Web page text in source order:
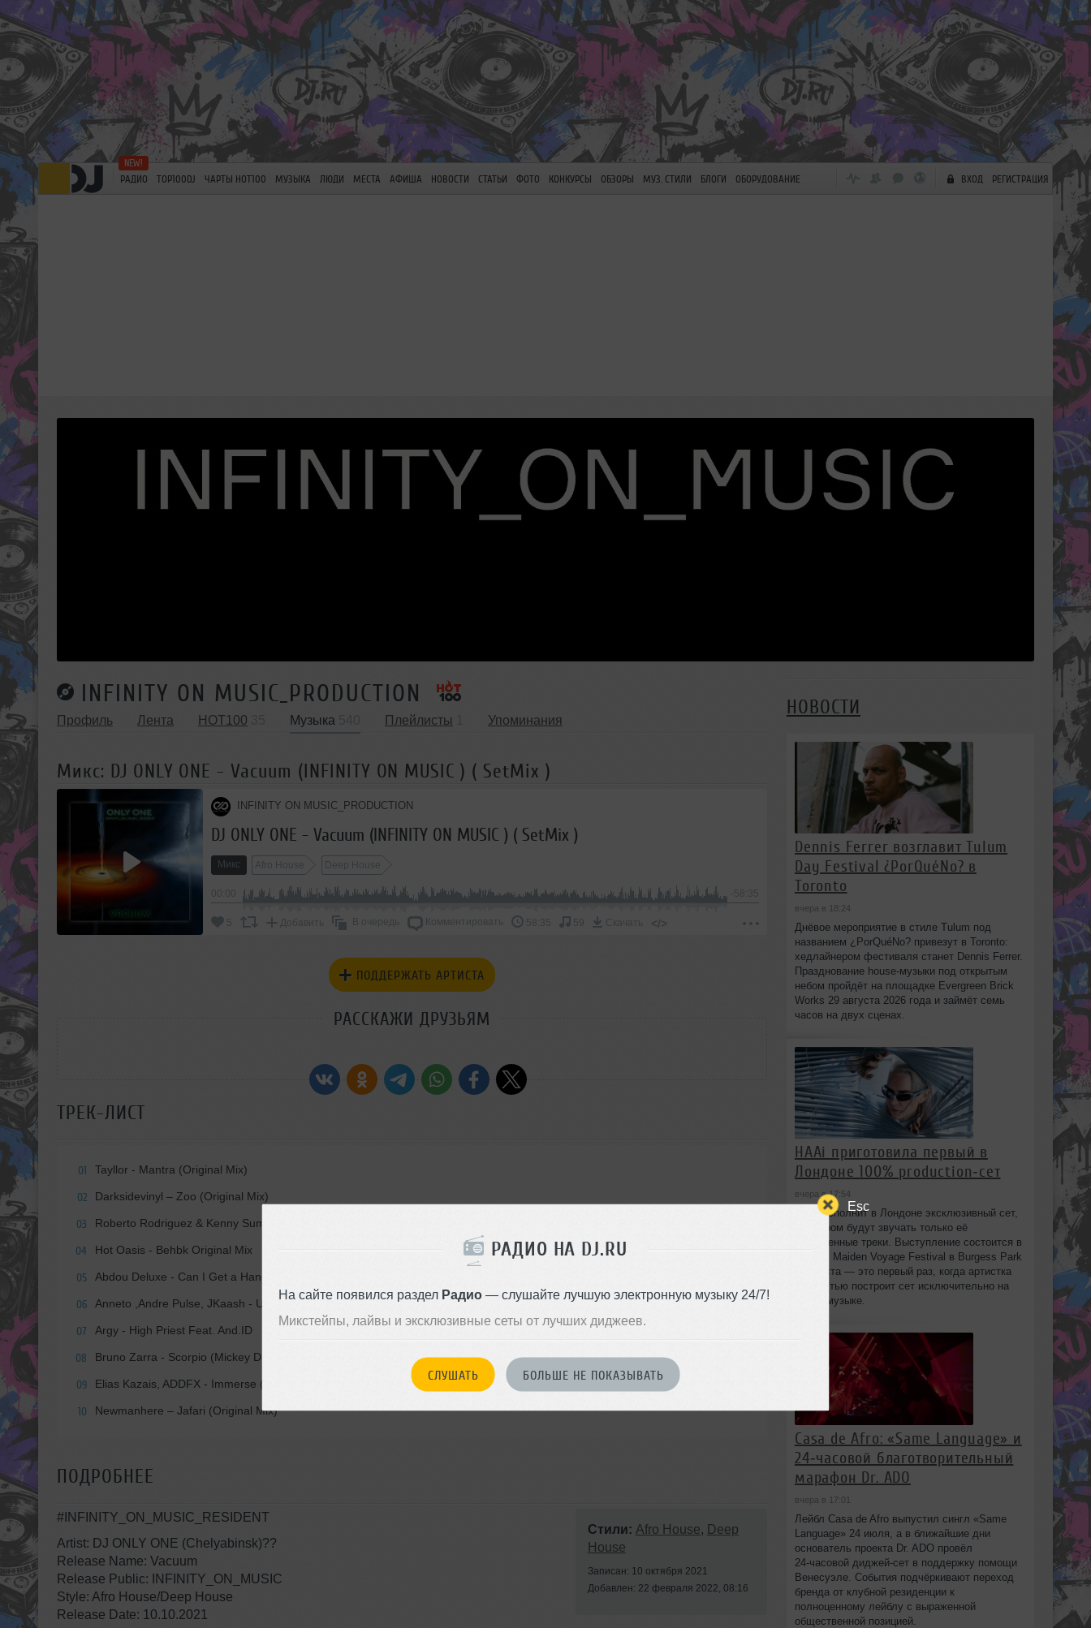
Esc
РАДИО НА DJ.RU
На сайте появился раздел Радио— слушайте лучшую электронную музыку 24/7!
Микстейпы, лайвы и эксклюзивные сеты от лучших диджеев.
СЛУШАТЬ БОЛЬШЕ НЕ ПОКАЗЫВАТЬ
РАДИО TOP100DJ ЧАРТЫ HOT100 МУЗЫКА ЛЮДИ МЕСТА АФИША НОВОСТИ СТАТЬИ ФОТО КОНКУРСЫ ОБЗОРЫ МУЗ. СТИЛИ БЛОГИ ОБОРУДОВАНИЕ ВХОД РЕГИСТРАЦИЯ
INFINITY ON MUSIC_PRODUCTION
Профиль Лента HOT100 Музыка Плейлисты Упоминания
Микс: DJ ONLY ONE - Vacuum (INFINITY ON MUSIC ) ( SetMix )
INFINITY ON MUSIC_PRODUCTION
DJ ONLY ONE - Vacuum (INFINITY ON MUSIC ) ( SetMix )
Микс Afro House Deep House
-58:35
5 Добавить В очередь Комментировать 58:35 59 Скачать </>
ПОДДЕРЖАТЬ АРТИСТА
РАССКАЖИ ДРУЗЬЯМ
ТРЕК-ЛИСТ
01 Tayllor - Mantra (Original Mix)
02 Darksidevinyl – Zoo (Original Mix)
03 Roberto Rodriguez & Kenny Summit feat. Manny Queen - Afreekah Calling (Roberto Rodriguez 12 Mix)
04 Hot Oasis - Behbk Original Mix
05 Abdou Deluxe - Can I Get a Hand (Original Mix)
06 Anneto ,Andre Pulse, JKaash - U Can Save Me (Extended Mix)
07 Argy - High Priest Feat. And.ID
08 Bruno Zarra - Scorpio (Mickey Dastinz Remix)
09 Elias Kazais, ADDFX - Immerse (Original Mix)
10 Newmanhere – Jafari (Original Mix)
ПОДРОБНЕЕ
#INFINITY_ON_MUSIC_RESIDENT
Artist: DJ ONLY ONE (Chelyabinsk)??
Release Name: Vacuum
Release Public: INFINITY_ON_MUSIC
Style: Afro House/Deep House
Release Date: 10.10.2021
Стили: Afro House, Deep
House
Записан: 10 октября 2021
Добавлен: 22 февраля 2022, 08:16
НОВОСТИ
Dennis Ferrer возглавит Tulum
Day Festival ¿PorQuéNo? в
Toronto
вчера в 18:24
Днёвое мероприятие в стиле Tulum под
названием ¿PorQuéNo? привезут в Toronto:
хедлайнером фестиваля станет Dennis Ferrer.
Празднование house-музыки под открытым
небом пройдёт на площадке Evergreen Brick
Works 29 августа 2026 года и займёт семь
часов на двух сценах.
HAAi приготовила первый в
Лондоне 100% production‑сет
вчера в 17:54
HAAi исполнит в Лондоне эксклюзивный сет,
в котором будут звучать только её
собственные треки. Выступление состоится в
рамках Maiden Voyage Festival в Burgess Park
8 августа — это первый раз, когда артистка
полностью построит сет исключительно на
своей музыке.
Casa de Afro: «Same Language» и
24‑часовой благотворительный
марафон Dr. ADO
вчера в 17:01
Лейбл Casa de Afro выпустил сингл «Same
Language» 24 июля, а в ближайшие дни
основатель проекта Dr. ADO провёл
24‑часовой диджей‑сет в поддержку помощи
Венесуэле. События подчёркивают переход
бренда от клубной резиденции к
полноценному лейблу с выраженной
общественной позицией.